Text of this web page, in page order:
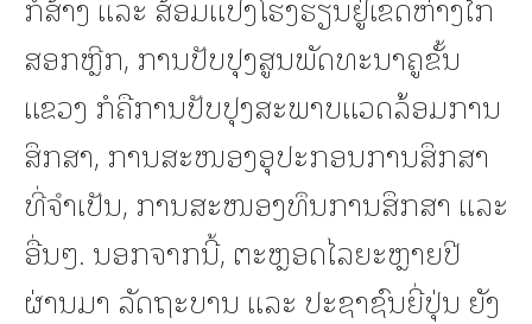
ສອກຫຼີກ, ການປັບປຸງສູນພັດທະນາຄູຂັ້ນ
ແຂວງ ກໍຄືການປັບປຸງສະພາບແວດລ້ອມການ
ສຶກສາ, ການສະໜອງອຸປະກອນການສຶກສາ
ທີ່ຈຳເປັນ, ການສະໜອງທຶນການສຶກສາ ແລະ
ອື່ນໆ. ນອກຈາກນີ້, ຕະຫຼອດໄລຍະຫຼາຍປີ
ຜ່ານມາ ​ລັດຖະບານ ແລະ ປະຊາຊົນຍີ່ປຸ່ນ ຍັງ